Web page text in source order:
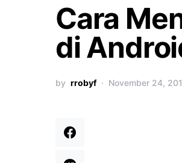
Cara
di
by rrobyf November 24,